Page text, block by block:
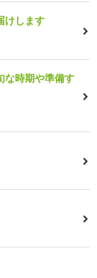
けします
な時期や準備す